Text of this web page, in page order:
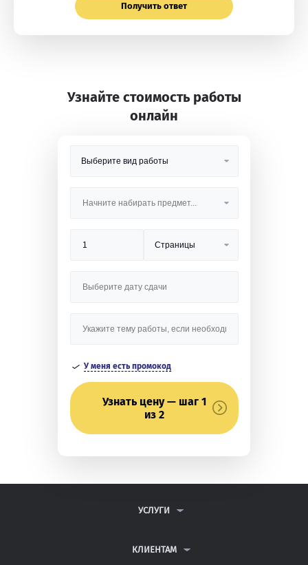
Получить ответ
Узнайте стоимость работы
онлайн
У меня есть промокод
Узнать цену — шаг 1
из 2
УСЛУГИ
ДИПЛОМНЫЕ РАБОТЫ
КЛИЕНТАМ